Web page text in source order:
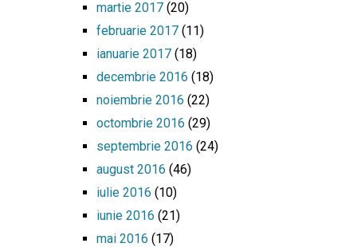
martie 2017(20)
februarie 2017(11)
ianuarie 2017(18)
decembrie 2016 (18)
noiembrie 2016 (22)
octombrie 2016 (29)
septembrie 2016 (24)
august 2016 (46)
iulie 2016 (10)
iunie 2016 (21)
mai 2016 (17)